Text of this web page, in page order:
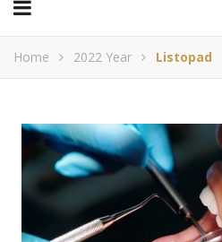
Home 2022 Year Listopad